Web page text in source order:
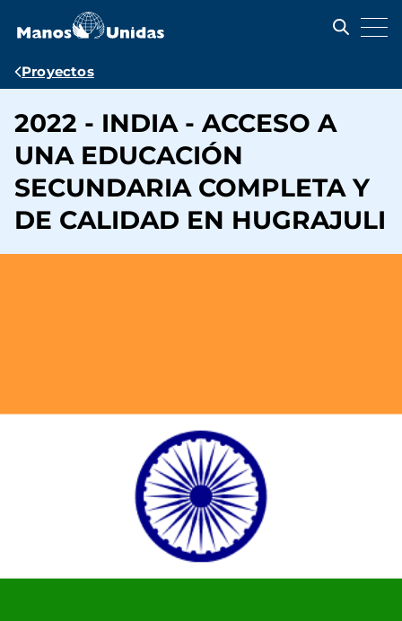
contenido
Ruta
navegación
Proyectos
2022 - INDIA - ACCESO A
UNA EDUCACIÓN
SECUNDARIA COMPLETA Y
DE CALIDAD EN HUGRAJULI